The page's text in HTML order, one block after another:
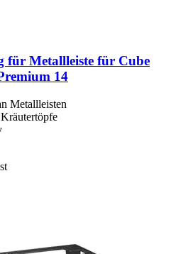
für Metallleiste für Cube
14
Metallleisten